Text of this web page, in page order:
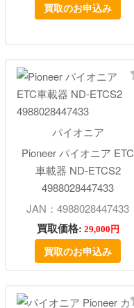
買取のお申込み
パイオニア
Pioneer パイオニア ETC
車載器 ND-ETCS2
4988028447433
JAN：4988028447433
買取価格: 29,000円
買取のお申込み